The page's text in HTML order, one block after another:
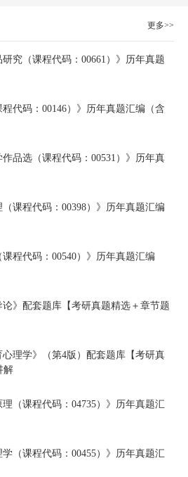
更多>>
究（课程代码：00661）》历年真题
代码：00146）》历年真题汇编（含
品选（课程代码：00531）》历年真
课程代码：00398）》历年真题汇编
程代码：00540）》历年真题汇编
》配套题库【考研真题精选＋章节题
理学》（第4版）配套题库【考研真
解
（课程代码：04735）》历年真题汇
（课程代码：00455）》历年真题汇